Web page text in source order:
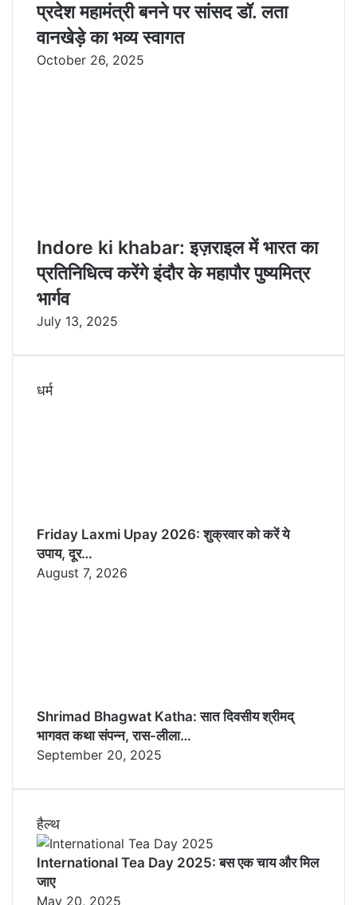
प्रदेश महामंत्री बनने पर सांसद डॉ. लता
वानखेड़े का भव्य स्वागत
October 26, 2025
Indore ki khabar: इज़राइल में भारत का
प्रतिनिधित्व करेंगे इंदौर के महापौर पुष्यमित्र
भार्गव
July 13, 2025
धर्म
Friday Laxmi Upay 2026: शुक्रवार को करें ये
उपाय, दूर…
August 7, 2026
Shrimad Bhagwat Katha: सात दिवसीय श्रीमद्
भागवत कथा संपन्न, रास-लीला…
September 20, 2025
हैल्थ
International Tea Day 2025: बस एक चाय और मिल
जाए
May 20, 2025